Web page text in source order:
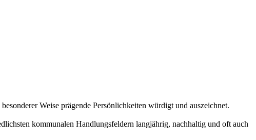
Weise prägende Persönlichkeiten würdigt und auszeichnet.
kommunalen Handlungsfeldern langjährig, nachhaltig und oft auch